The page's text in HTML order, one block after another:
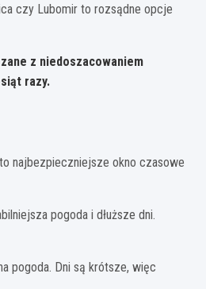
czy Lubomir to rozsądne opcje
z niedoszacowaniem
razy.
to najbezpieczniejsze okno czasowe
pogoda i dłuższe dni.
pogoda. Dni są krótsze, więc